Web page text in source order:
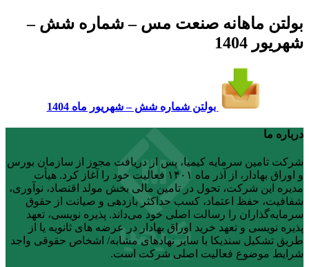
بولتن ماهانه صنعت مس – شماره شش –
شهریور 1404
بولتن شماره شش – شهریور ماه 1404
درباره ما
شرکت تامین سرمایه کیمیا، پس از دریافت مجوز از سازمان بورس
و اوراق بهادار، از آذر ماه ۱۴۰۱ فعالیت خود را آغاز کرد. هیأت
مدیره این شرکت، تحول در تامین مالی بخش مولد اقتصاد، نوآوری،
شفافیت، حفظ اعتماد، کسب حداکثر بازدهی و صیانت از حقوق
سرمایه‌گذاران را رسالت اصلی خود می‌داند. پذیره نویسی، تعهد
پذیره نویسی و تعهد خرید اوراق بهادار در عرضه های ثانویه یا از
طریق تشکیل سندیکا با سایر نهادهای مشابه/ اشخاص حقوقی واجد
شرایط موضوع فعالیت اصلی شرکت است.